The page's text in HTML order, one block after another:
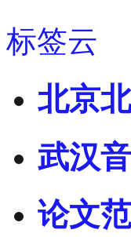
标签云
北京
武汉
论文